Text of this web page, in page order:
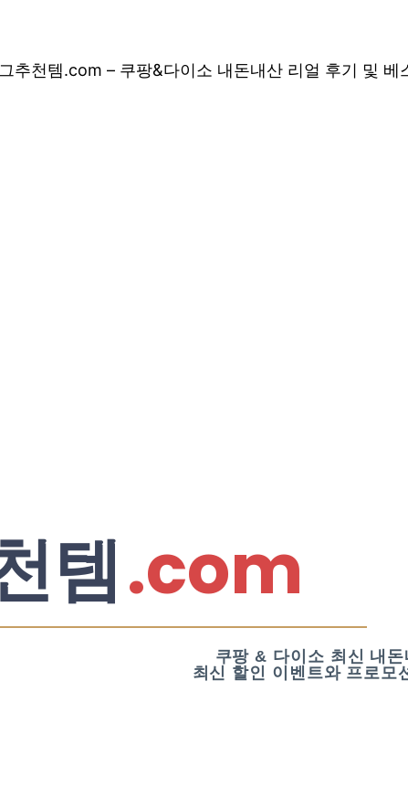
추천템.com – 쿠팡&다이소 내돈내산 리얼 후기 및 베
템.com
쿠팡 & 다이소 최신 내
최신 할인 이벤트와 프로모